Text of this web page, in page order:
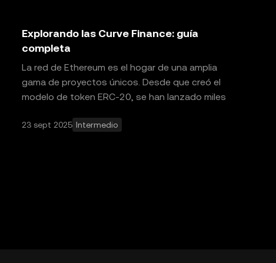
Explorando las Curve Finance: guía
completa
La red de Ethereum es el hogar de una amplia
gama de proyectos únicos. Desde que creó el
modelo de token ERC-20, se han lanzado miles
23 sept 2025 Intermedio